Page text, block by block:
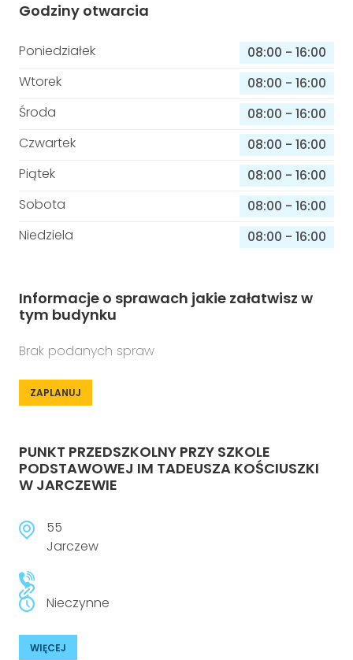
Godziny otwarcia
Poniedziałek 08:00 - 16:00
Wtorek
08:00 - 16:00
Środa
08:00 - 16:00
Czwartek
08:00 - 16:00
Piątek
08:00 - 16:00
Sobota
08:00 - 16:00
Niedziela
08:00 - 16:00
Informacje o sprawach jakie załatwisz w
tym budynku
Brak podanych spraw
ZAPLANUJ
PUNKT PRZEDSZKOLNY PRZY SZKOLE
PODSTAWOWEJ IM TADEUSZA KOŚCIUSZKI
W JARCZEWIE
55
Jarczew
Nieczynne
WIĘCEJ